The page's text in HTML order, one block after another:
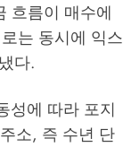
흐름이 매수에
는 동시에 익스
다.
성에 따라 포지
소, 즉 수년 단